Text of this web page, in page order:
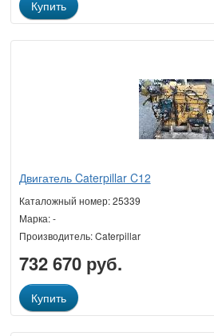
Купить
Двигатель Caterpillar C12
Каталожный номер: 25339
Марка: -
Производитель: Caterpillar
732 670 руб.
Купить